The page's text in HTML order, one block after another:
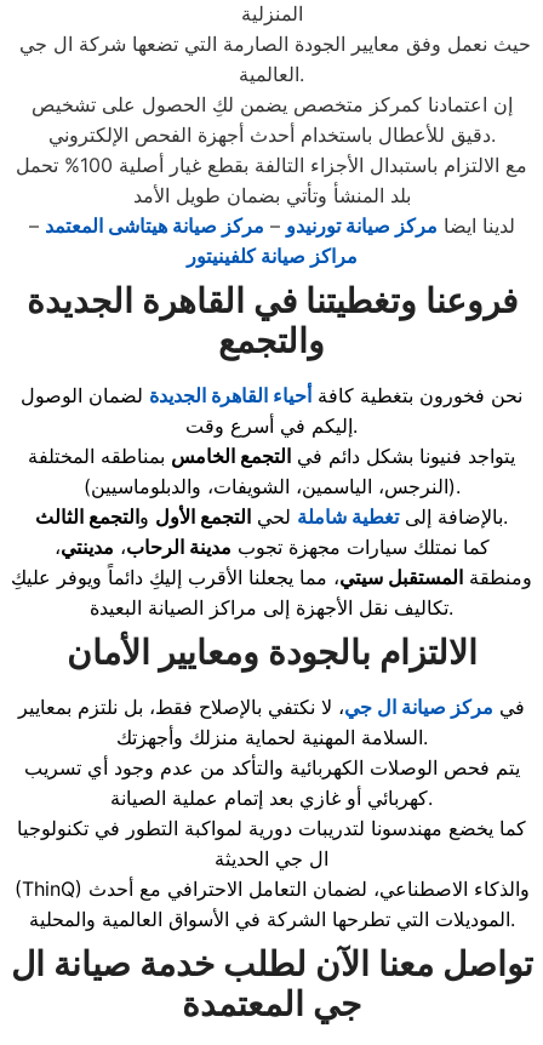
المنزلية
العالمية.
إن اعتمادنا كمركز متخصص يضمن لكِ الحصول على تشخيص
دقيق للأعطال باستخدام أحدث أجهزة الفحص الإلكتروني.
مع الالتزام باستبدال الأجزاء التالفة بقطع غيار أصلية 100% تحمل
بلد المنشأ وتأتي بضمان طويل الأمد
لدينا ايضا مركز صيانة تورنيدو – مركز صيانة هيتاشى المعتمد –
مراكز صيانة كلفينيتور
فروعنا وتغطيتنا في القاهرة الجديدة
والتجمع
نحن فخورون بتغطية كافة أحياء القاهرة الجديدة لضمان الوصول
إليكم في أسرع وقت.
يتواجد فنيونا بشكل دائم في التجمع الخامس بمناطقه المختلفة
(النرجس، الياسمين، الشويفات، والدبلوماسيين).
بالإضافة إلىتغطية شاملة لحي التجمع الأول والتجمع الثالث
.
كما نمتلك سيارات مجهزة تجوب مدينة الرحاب، مدينتي،
ومنطقة المستقبل سيتي، مما يجعلنا الأقرب إليكِ دائماً ويوفر عليكِ
تكاليف نقل الأجهزة إلى مراكز الصيانة البعيدة.
الالتزام بالجودة ومعايير الأمان
في مركز صيانة ال جي، لا نكتفي بالإصلاح فقط، بل نلتزم بمعايير
السلامة المهنية لحماية منزلك وأجهزتك.
يتم فحص الوصلات الكهربائية والتأكد من عدم وجود أي تسريب
كهربائي أو غازي بعد إتمام عملية الصيانة.
كما يخضع مهندسونا لتدريبات دورية لمواكبة التطور في تكنولوجيا
ال جي الحديثة
(ThinQ) والذكاء الاصطناعي، لضمان التعامل الاحترافي مع أحدث
الموديلات التي تطرحها الشركة في الأسواق العالمية والمحلية.
تواصل معنا الآن لطلب خدمة صيانة ال
جي المعتمدة